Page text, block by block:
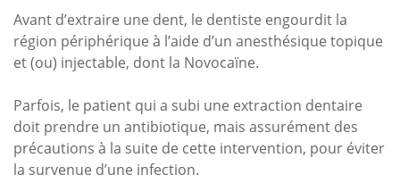
Avant d’extraire une dent, le dentiste engourdit la
région périphérique à l’aide d’un anesthésique topique
et (ou) injectable, dont la Novocaïne.
Parfois, le patient qui a subi une extraction dentaire
doit prendre un antibiotique, mais assurément des
précautions à la suite de cette intervention, pour éviter
la survenue d’une infection.